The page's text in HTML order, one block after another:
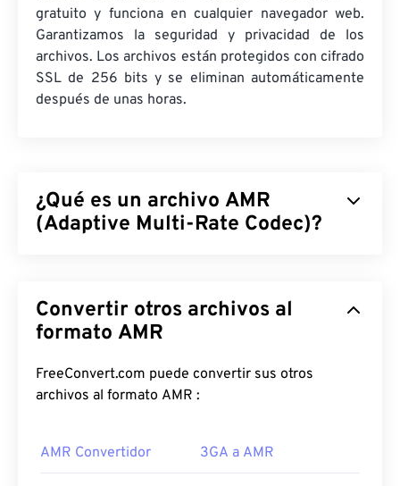
gratuito y funciona en cualquier navegador web.
Garantizamos la seguridad y privacidad de los
archivos. Los archivos están protegidos con cifrado
SSL de 256 bits y se eliminan automáticamente
después de unas horas.
¿Qué es un archivo AMR
(Adaptive Multi-Rate Codec)?
menudo parala codificación de voz. El códec de
voz AMR se centra en señales de banda estrecha,
radio. Se utiliza habitualmente en el Sistema
Global de Comunicaciones Móviles (GSM)
Convertir otros archivos al
formato AMR
FreeConvert.com puede convertir sus otros
archivos al formato AMR :
AMR Convertidor 3GA a AMR